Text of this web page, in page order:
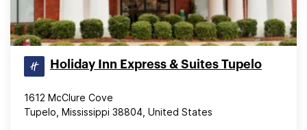
Holiday Inn Express & Suites Tupelo
1612 McClure Cove
Tupelo, Mississippi 38804, United States